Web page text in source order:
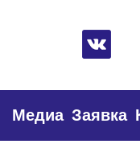
Медиа Заявка